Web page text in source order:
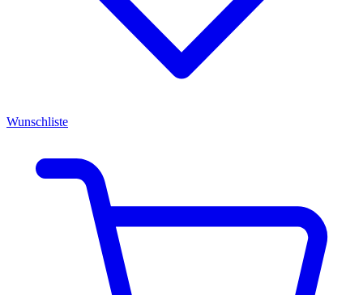
Wunschliste